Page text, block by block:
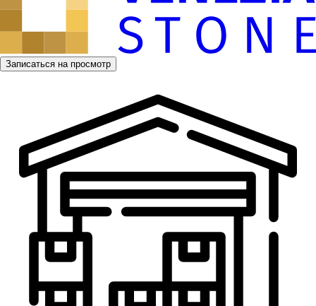
Записаться на просмотр